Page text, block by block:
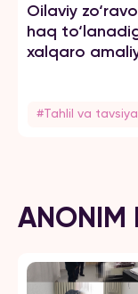
Oilaviy
haq
xalqaro
#Tahlil va
ANONIM